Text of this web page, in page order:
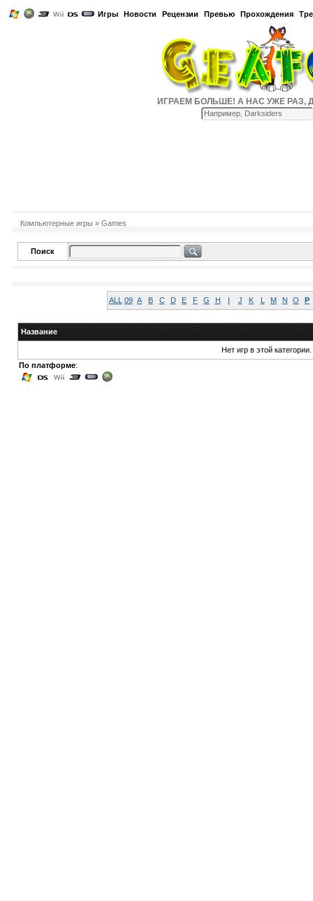
Игры Новости Рецензии Превью Прохождения
ИГРАЕМ БОЛЬШЕ! А НАС УЖЕ РАЗ,
Компьютерные игры » Games
Поиск
ALL 09 A B C D E F G H I J K L M N O P
Название
Нет игр в этой категории.
По платформе: